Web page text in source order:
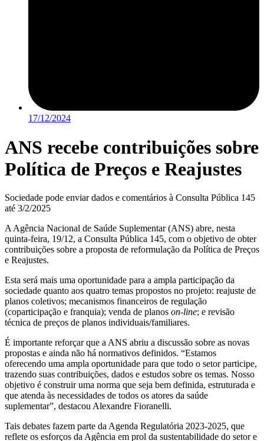
17/12/2024
ANS recebe contribuições sobre
Política de Preços e Reajustes
Sociedade pode enviar dados e comentários à Consulta Pública 145
até 3/2/2025
A Agência Nacional de Saúde Suplementar (ANS) abre, nesta
quinta-feira, 19/12, a Consulta Pública 145, com o objetivo de obter
contribuições sobre a proposta de reformulação da Política de Preços
e Reajustes.
Esta será mais uma oportunidade para a ampla participação da
sociedade quanto aos quatro temas propostos no projeto: reajuste de
planos coletivos; mecanismos financeiros de regulação
(coparticipação e franquia); venda de planos on-line; e revisão
técnica de preços de planos individuais/familiares.
É importante reforçar que a ANS abriu a discussão sobre as novas
propostas e ainda não há normativos definidos. “Estamos
oferecendo uma ampla oportunidade para que todo o setor participe,
trazendo suas contribuições, dados e estudos sobre os temas. Nosso
objetivo é construir uma norma que seja bem definida, estruturada e
que atenda às necessidades de todos os atores da saúde
suplementar”, destacou Alexandre Fioranelli.
Tais debates fazem parte da Agenda Regulatória 2023-2025, que
reflete os esforços da Agência em prol da sustentabilidade do setor e